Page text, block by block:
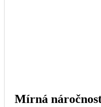
Mírná